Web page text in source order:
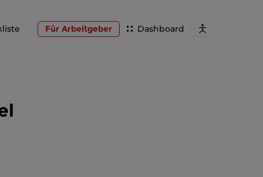
Dashboard
Für Arbeitgeber